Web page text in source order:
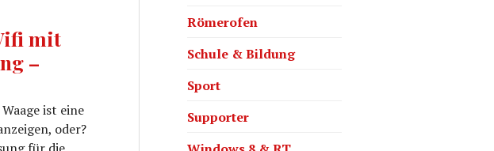
mit
–
ist eine
oder?
Römerofen
Schule & Bildung
Sport
Supporter